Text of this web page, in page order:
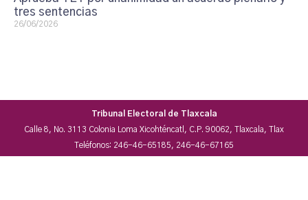
tres sentencias
26/06/2026
Tribunal Electoral de Tlaxcala
Calle 8, No. 3113 Colonia Loma Xicohténcatl, C.P. 90062, Tlaxcala, Tlax
Teléfonos: 246-46-65185, 246-46-67165